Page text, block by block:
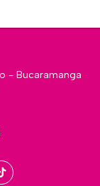
- Bucaramanga